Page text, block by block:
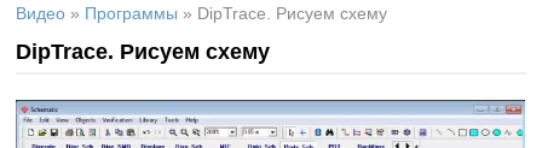
Видео » Программы » DipTrace. Рисуем схему
DipTrace. Рисуем схему